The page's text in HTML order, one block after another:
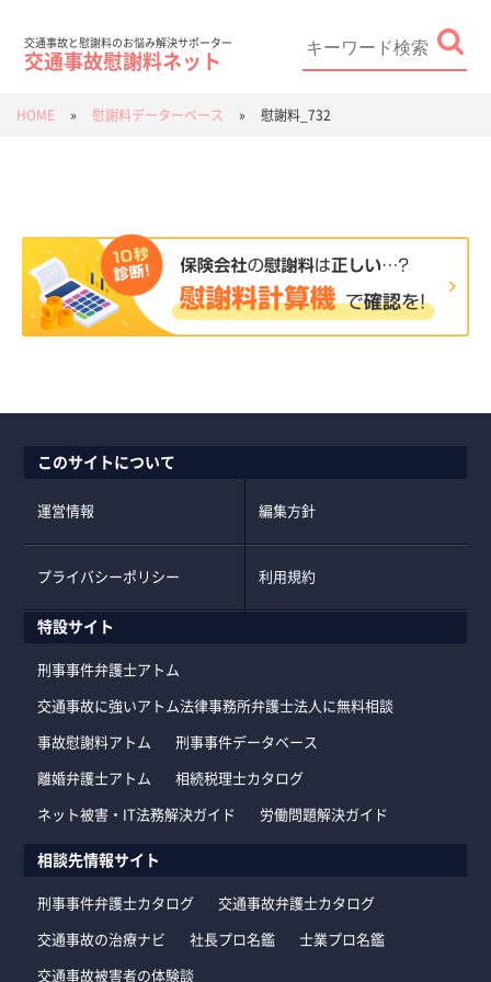
交通事故と慰謝料のお悩み解決サポーター
交通事故慰謝料ネット
HOME » 慰謝料データーベース » 慰謝料_732
このサイトについて
運営情報 編集方針
プライバシーポリシー 利用規約
特設サイト
刑事事件弁護士アトム
交通事故に強いアトム法律事務所弁護士法人に無料相談
事故慰謝料アトム 刑事事件データベース
離婚弁護士アトム 相続税理士カタログ
ネット被害・IT法務解決ガイド 労働問題解決ガイド
相談先情報サイト
刑事事件弁護士カタログ 交通事故弁護士カタログ
交通事故の治療ナビ 社長プロ名鑑 士業プロ名鑑
交通事故被害者の体験談